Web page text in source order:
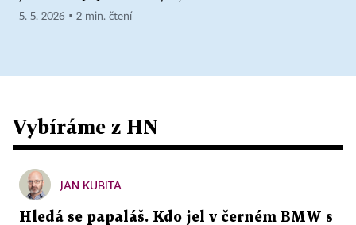
5. 5. 2026 ▪ 2 min. čtení
Vybíráme z HN
JAN KUBITA
Hledá se papaláš. Kdo jel v černém BMW s